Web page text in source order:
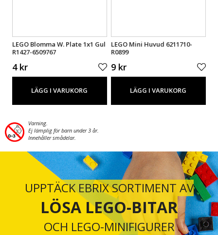
LEGO Blomma W. Plate 1x1 Gul
R1427-6509767
4 kr
LÄGG I VARUKORG
LEGO Mini Huvud 6211710-
R0899
9 kr
LÄGG I VARUKORG
Varning.
Ej lämplig för barn under 3 år.
Innehåller smådelar.
UPPTÄCK EBRIX SORTIMENT AV
LÖSA LEGO-BITAR
OCH LEGO-MINIFIGURER